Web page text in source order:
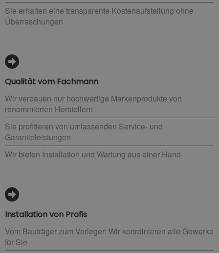
Sie erhalten eine transparente Kostenaufstellung ohne
Überraschungen
Qualität vom Fachmann
Wir verbauen nur hochwertige Markenprodukte von
renommierten Herstellern
Sie profitieren von umfassenden Service- und
Garantieleistungen
Wir bieten Installation und Wartung aus einer Hand
Installation von Profis
Vom Bauträger zum Verleger: Wir koordinieren alle Gewerke
für Sie